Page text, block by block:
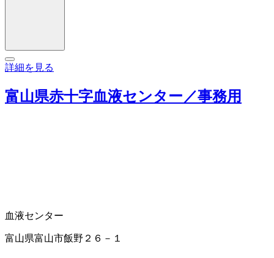
詳細を見る
富山県赤十字血液センター／事務用
血液センター
富山県富山市飯野２６－１